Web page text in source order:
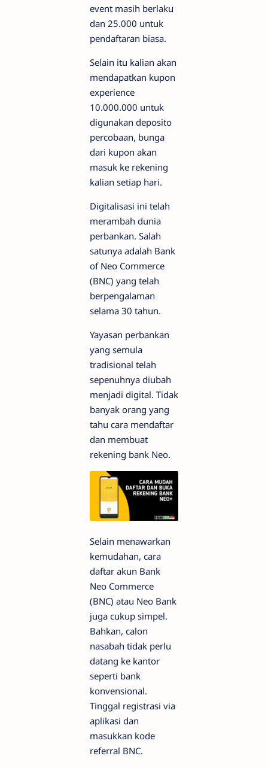
event masih berlaku
dan 25.000 untuk
pendaftaran biasa.
Selain itu kalian akan
mendapatkan kupon
experience
10.000.000 untuk
digunakan deposito
percobaan, bunga
dari kupon akan
masuk ke rekening
kalian setiap hari.
Digitalisasi ini telah
merambah dunia
perbankan. Salah
satunya adalah Bank
of Neo Commerce
(BNC) yang telah
berpengalaman
selama 30 tahun.
Yayasan perbankan
yang semula
tradisional telah
sepenuhnya diubah
menjadi digital. Tidak
banyak orang yang
tahu cara mendaftar
dan membuat
rekening bank Neo.
Selain menawarkan
kemudahan, cara
daftar akun Bank
Neo Commerce
(BNC) atau Neo Bank
juga cukup simpel.
Bahkan, calon
nasabah tidak perlu
datang ke kantor
seperti bank
konvensional.
Tinggal registrasi via
aplikasi dan
masukkan kode
referral BNC.